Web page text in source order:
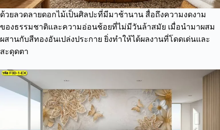
ด้วยลวดลายดอกไม้เป็นศิลปะที่มีมาช้านาน สื่อถึงความงดงาม
ของธรรมชาติและความอ่อนช้อยที่ไม่มีวันล้าสมัย เมื่อนำมาผสม
ผสานกับสีทองอันเปล่งประกาย ยิ่งทำให้ได้ผลงานที่โดดเด่นและ
สะดุดตา